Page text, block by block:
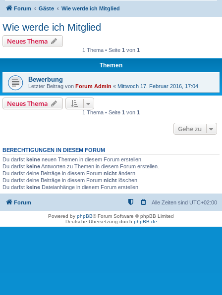
Forum Gäste Wie werde ich Mitglied
Wie werde ich Mitglied
Neues Thema
1 Thema • Seite 1 von 1
Themen
Bewerbung
Letzter Beitrag von Forum Admin « Mittwoch 17. Februar 2016, 17:04
Neues Thema
1 Thema • Seite 1 von 1
Gehe zu
BERECHTIGUNGEN IN DIESEM FORUM
Du darfst keine neuen Themen in diesem Forum erstellen.
Du darfst keineAntworten zu Themen in diesem Forum erstellen.
Du darfst deine Beiträge in diesem Forum nicht ändern.
Du darfst deine Beiträge in diesem Forum nicht löschen.
Du darfst keine Dateianhänge in diesem Forum erstellen.
Forum Alle Zeiten sind UTC+02:00
Powered by phpBB® Forum Software © phpBB Limited
Deutsche Übersetzung durch phpBB.de